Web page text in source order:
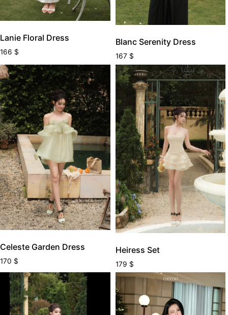
Lanie Floral Dress
166 $
Blanc Serenity Dress
167 $
Celeste Garden Dress
170 $
Heiress Set
179 $